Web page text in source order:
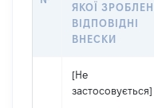
ЯКОЇ ЗРОБЛЕНІ
ВІДПОВІДНІ
ВНЕСКИ
[Не
застосовується]